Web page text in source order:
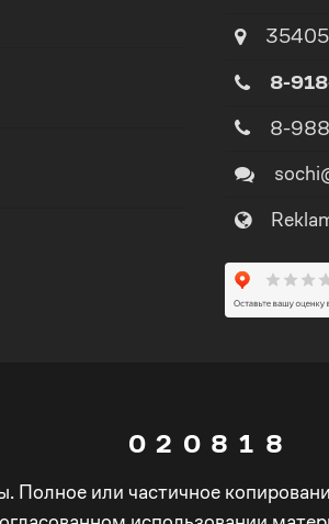
8-
8-
0
1
2
3
0
1
6
8
9
1
2
2
3
4
6
8
9
Полное или частичное